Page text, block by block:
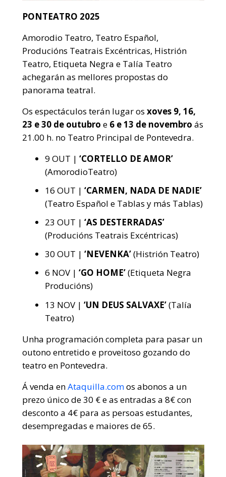
PONTEATRO 2025
Amorodio Teatro, Teatro Español,
Producións Teatrais Excéntricas, Histrión
Teatro, Etiqueta Negra e Talía Teatro
achegarán as mellores propostas do
panorama teatral.
Os espectáculos terán lugar os xoves 9, 16,
23 e 30 de outubro e 6 e 13 de novembro ás
21.00 h. no Teatro Principal de Pontevedra.
9 OUT | ‘CORTELLO DE AMOR’
(AmorodioTeatro)
16 OUT | ‘CARMEN, NADA DE NADIE’
(Teatro Español e Tablas y más Tablas)
23 OUT | ‘AS DESTERRADAS’
(Producións Teatrais Excéntricas)
30 OUT | ‘NEVENKA’(Histrión Teatro)
6 NOV | ‘GO HOME’(Etiqueta Negra
Producións)
13 NOV | ‘UN DEUS SALVAXE’(Talía
Teatro)
Unha programación completa para pasar un
outono entretido e proveitoso gozando do
teatro en Pontevedra.
Á venda enAtaquilla.comos abonos a un
prezo único de 30 € e as entradas a 8€ con
desconto a 4€ para as persoas estudantes,
desempregadas e maiores de 65.